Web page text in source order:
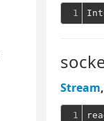
1
Stream
1